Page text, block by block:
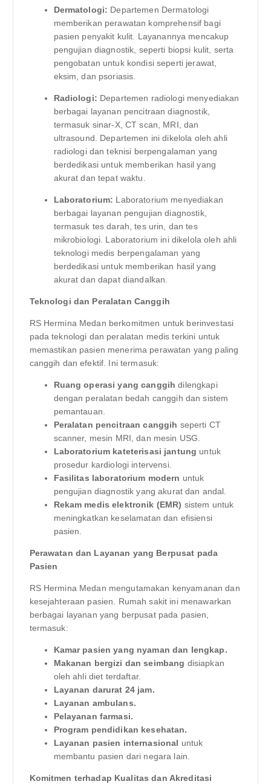
Dermatologi: Departemen Dermatologi
memberikan perawatan komprehensif bagi
pasien penyakit kulit. Layanannya mencakup
pengujian diagnostik, seperti biopsi kulit, serta
pengobatan untuk kondisi seperti jerawat,
eksim, dan psoriasis.
Radiologi: Departemen radiologi menyediakan
berbagai layanan pencitraan diagnostik,
termasuk sinar-X, CT scan, MRI, dan
ultrasound. Departemen ini dikelola oleh ahli
radiologi dan teknisi berpengalaman yang
berdedikasi untuk memberikan hasil yang
akurat dan tepat waktu.
Laboratorium: Laboratorium menyediakan
berbagai layanan pengujian diagnostik,
termasuk tes darah, tes urin, dan tes
mikrobiologi. Laboratorium ini dikelola oleh ahli
teknologi medis berpengalaman yang
berdedikasi untuk memberikan hasil yang
akurat dan dapat diandalkan.
Teknologi dan Peralatan Canggih
RS Hermina Medan berkomitmen untuk berinvestasi
pada teknologi dan peralatan medis terkini untuk
memastikan pasien menerima perawatan yang paling
canggih dan efektif. Ini termasuk:
Ruang operasi yang canggih dilengkapi
dengan peralatan bedah canggih dan sistem
pemantauan.
Peralatan pencitraan canggih seperti CT
scanner, mesin MRI, dan mesin USG.
Laboratorium kateterisasi jantung untuk
prosedur kardiologi intervensi.
Fasilitas laboratorium modern untuk
pengujian diagnostik yang akurat dan andal.
Rekam medis elektronik (EMR) sistem untuk
meningkatkan keselamatan dan efisiensi
pasien.
Perawatan dan Layanan yang Berpusat pada
Pasien
RS Hermina Medan mengutamakan kenyamanan dan
kesejahteraan pasien. Rumah sakit ini menawarkan
berbagai layanan yang berpusat pada pasien,
termasuk:
Kamar pasien yang nyaman dan lengkap.
Makanan bergizi dan seimbang disiapkan
oleh ahli diet terdaftar.
Layanan darurat 24 jam.
Layanan ambulans.
Pelayanan farmasi.
Program pendidikan kesehatan.
Layanan pasien internasional untuk
membantu pasien dari negara lain.
Komitmen terhadap Kualitas dan Akreditasi